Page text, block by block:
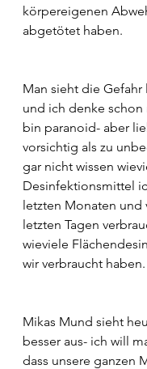
körpereigenen
abgetötet haben.
Man sieht die
und ich denke schon
bin paranoid- aber
vorsichtig als zu
gar nicht wissen
Desinfektionsmittel
letzten Monaten und
letzten Tagen
wieviele
wir verbraucht haben.
Mikas Mund sieht
besser aus- ich will
dass unsere ganzen